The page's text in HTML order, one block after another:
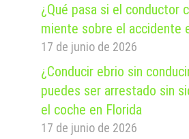
¿Qué pasa si el conductor
miente sobre el accidente
17 de junio de 2026
¿Conducir ebrio sin
puedes ser arrestado sin
el coche en Florida
17 de junio de 2026